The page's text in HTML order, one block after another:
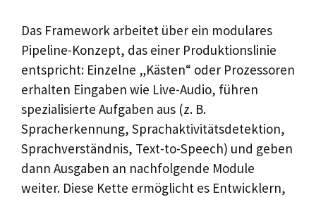
Das Framework arbeitet über ein modulares
Pipeline-Konzept, das einer Produktionslinie
entspricht: Einzelne „Kästen“ oder Prozessoren
erhalten Eingaben wie Live-Audio, führen
spezialisierte Aufgaben aus (z. B.
Spracherkennung, Sprachaktivitätsdetektion,
Sprachverständnis, Text-to-Speech) und geben
dann Ausgaben an nachfolgende Module
weiter. Diese Kette ermöglicht es Entwicklern,